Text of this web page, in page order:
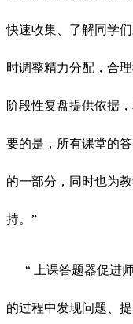
快速收集、了解同学
时调整精力分配，合
阶段性复盘提供依据
要的是，所有课堂的
的一部分，同时也为
持。”
“ 上课答题器促进师
的过程中发现问题、